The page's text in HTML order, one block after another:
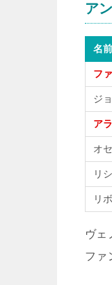
ア
名前
フ
ジ
ア
オ
リ
リ
ヴェ
ファ